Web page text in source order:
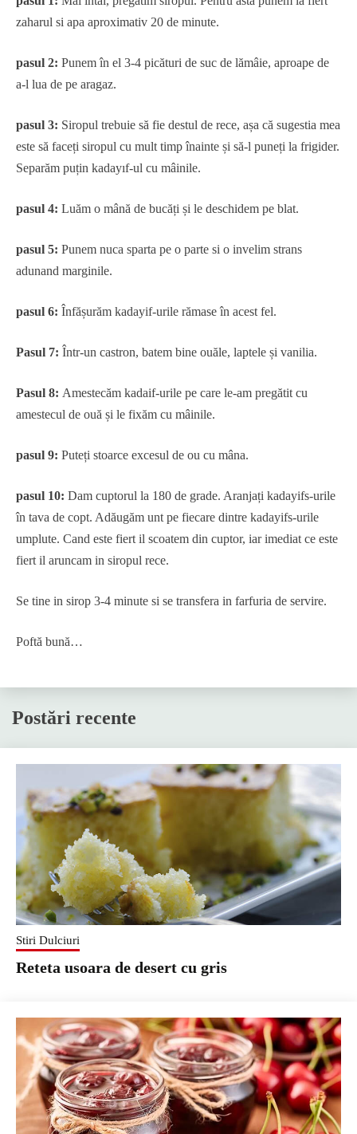
zaharul si apa aproximativ 20 de minute.
pasul 2: Punem în el 3-4 picături de suc de lămâie, aproape de
a-l lua de pe aragaz.
pasul 3: Siropul trebuie să fie destul de rece, așa că sugestia mea
este să faceți siropul cu mult timp înainte și să-l puneți la frigider.
Separăm puțin kadayıf-ul cu mâinile.
pasul 4: Luăm o mână de bucăți și le deschidem pe blat.
pasul 5: Punem nuca sparta pe o parte si o invelim strans
adunand marginile.
pasul 6: Înfășurăm kadayif-urile rămase în acest fel.
Pasul 7: Într-un castron, batem bine ouăle, laptele și vanilia.
Pasul 8: Amestecăm kadaif-urile pe care le-am pregătit cu
amestecul de ouă și le fixăm cu mâinile.
pasul 9: Puteți stoarce excesul de ou cu mâna.
pasul 10: Dam cuptorul la 180 de grade. Aranjați kadayifs-urile
în tava de copt. Adăugăm unt pe fiecare dintre kadayifs-urile
umplute. Cand este fiert il scoatem din cuptor, iar imediat ce este
fiert il aruncam in siropul rece.
Se tine in sirop 3-4 minute si se transfera in farfuria de servire.
Poftă bună…
Postări recente
Stiri Dulciuri
Reteta usoara de desert cu gris